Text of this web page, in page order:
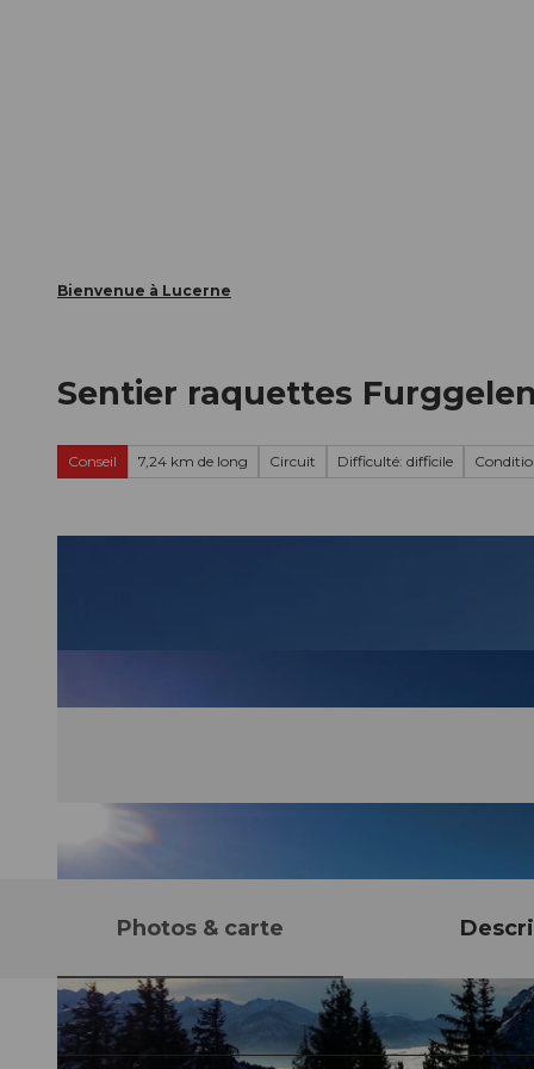
Bienvenue à Lucerne
Sentier raquettes Furggelen
Conseil 7,24 km de long Circuit Difficulté: difficile
Photos & carte